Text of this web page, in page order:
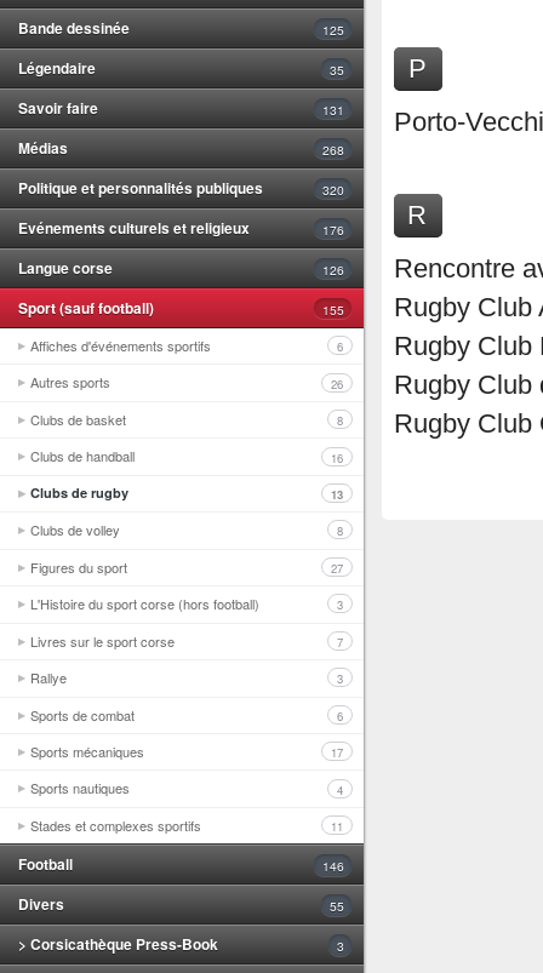
Bande dessinée 125
Légendaire 35
Savoir faire 131
Médias 268
Politique et personnalités publiques 320
Evénements culturels et religieux 176
Langue corse 126
Sport (sauf football) 155
Affiches d'événements sportifs 6
Autres sports 26
Clubs de basket 8
Clubs de handball 16
Clubs de rugby 13
Clubs de volley 8
Figures du sport 27
L'Histoire du sport corse (hors football) 3
Livres sur le sport corse 7
Rallye 3
Sports de combat 6
Sports mécaniques 17
Sports nautiques 4
Stades et complexes sportifs 11
Football 146
Divers 55
> Corsicathèque Press-Book 3
P
Porto-
R
Rencontre
Rugby Club
Rugby Club
Rugby Club
Rugby Club